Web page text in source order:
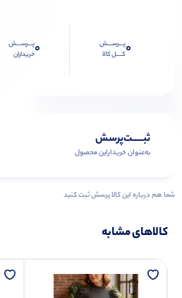
0پـــرســـش
کــــل کالا
0پـــرســـش
خریداران
ثبـــــت‌پرسش
به‌عنوان ‌خریدار‌این‌ محصول
شما هم درباره این کالا پرسش ثبت کنید
کالاهای مشابه